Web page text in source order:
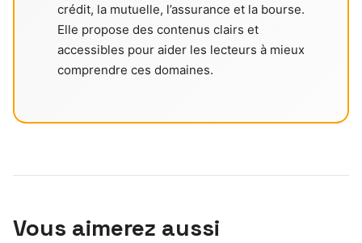
crédit, la mutuelle, l’assurance et la bourse.
Elle propose des contenus clairs et
accessibles pour aider les lecteurs à mieux
comprendre ces domaines.
Vous aimerez aussi